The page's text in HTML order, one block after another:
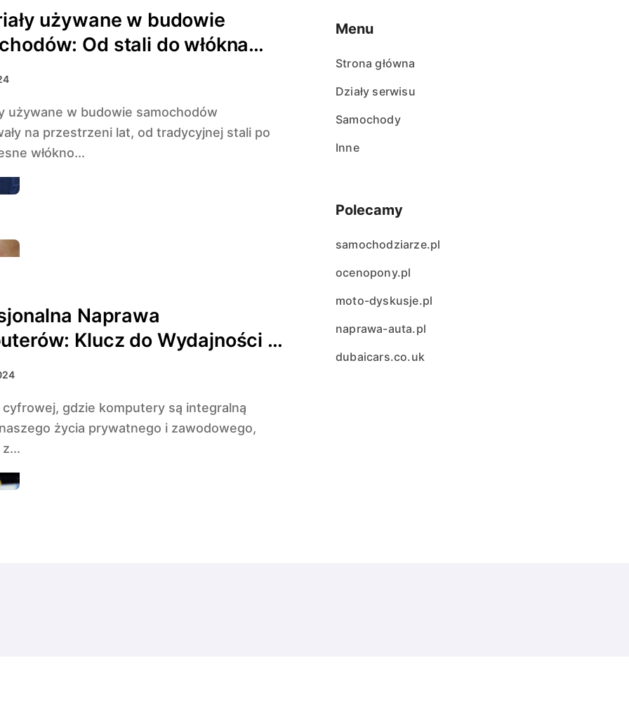
używane w budowie
Od stali do włókna
na przestrzeni lat, od tradycyjnej stali po
włókno...
Naprawa
Klucz do Wydajności i
Sprzętu
życia prywatnego i zawodowego,
Menu
Strona główna
Działy serwisu
Samochody
Inne
Polecamy
samochodziarze.pl
ocenopony.pl
moto-dyskusje.pl
naprawa-auta.pl
dubaicars.co.uk